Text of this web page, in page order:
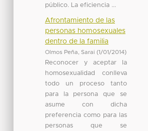
público. La eficiencia ...
Afrontamiento de las
personas homosexuales
dentro de la familia
Olmos Peña, Sarai (1/01/2014)
Reconocer y aceptar la
homosexualidad conlleva
todo un proceso tanto
para la persona que se
asume con dicha
preferencia como para las
personas que se